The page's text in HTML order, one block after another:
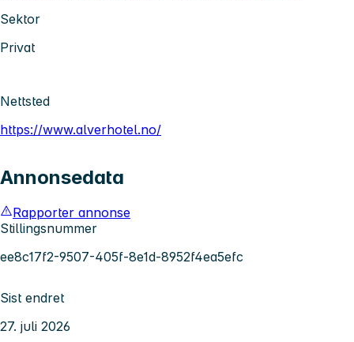
Sektor
Privat
Nettsted
https://www.alverhotel.no/
Annonsedata
Rapporter annonse
Stillingsnummer
ee8c17f2-9507-405f-8e1d-8952f4ea5efc
Sist endret
27. juli 2026